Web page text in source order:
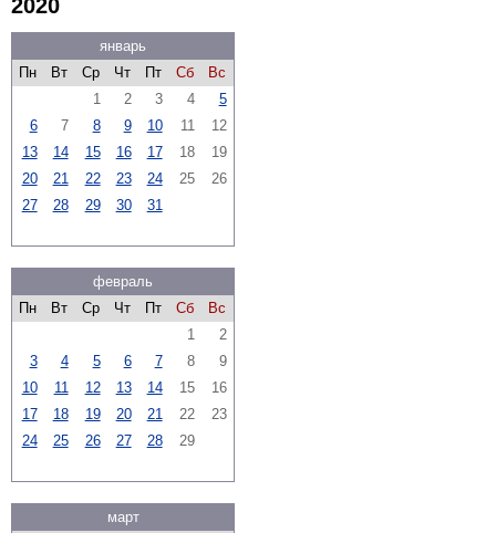
2020
январь
Пн
Вт Ср Чт Пт Сб
Вс
1
2 3 4
5
6
7 8 9 10 11
12
13
14 15 16 17 18
19
20
21 22 23 24 25
26
27
28 29 30 31
февраль
Пн
Вт Ср Чт Пт Сб
Вс
1
2
3
4 5 6 7 8
9
10
11 12 13 14 15
16
17
18 19 20 21 22
23
24
25 26 27 28 29
март